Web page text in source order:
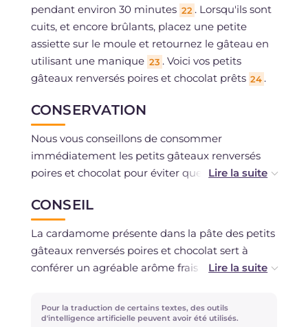
pendant environ 30 minutes 22 . Lorsqu'ils sont
cuits, et encore brûlants, placez une petite
assiette sur le moule et retournez le gâteau en
utilisant une manique 23 . Voici vos petits
gâteaux renversés poires et chocolat prêts 24 .
CONSERVATION
Nous vous conseillons de consommer
immédiatement les petits gâteaux renversés
poires et chocolat pour éviter que le caramel ne
CONSEIL
La cardamome présente dans la pâte des petits
gâteaux renversés poires et chocolat sert à
conférer un agréable arôme frais et
remplacer par un peu de gingembre, frais ou en
poudre, qui rappelle certainement l'effet ou une
Pour la traduction de certains textes, des outils
d'intelligence artificielle peuvent avoir été utilisés.